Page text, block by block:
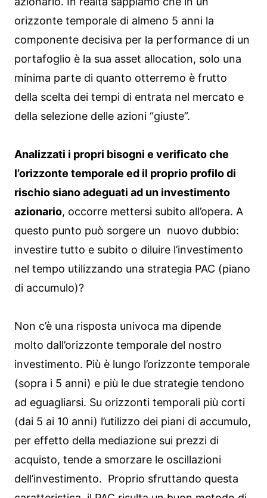
orizzonte temporale di almeno 5 anni la
componente decisiva per la performance di un
portafoglio è la sua asset allocation, solo una
minima parte di quanto otterremo è frutto
della scelta dei tempi di entrata nel mercato e
della selezione delle azioni “giuste”.
Analizzati i propri bisogni e verificato che
l’orizzonte temporale ed il proprio profilo di
rischio siano adeguati ad un investimento
azionario, occorre mettersi subito all’opera. A
questo punto può sorgere un nuovo dubbio:
investire tutto e subito o diluire l’investimento
nel tempo utilizzando una strategia PAC (piano
di accumulo)?
Non c’è una risposta univoca ma dipende
molto dall’orizzonte temporale del nostro
investimento. Più è lungo l’orizzonte temporale
(sopra i 5 anni) e più le due strategie tendono
ad eguagliarsi. Su orizzonti temporali più corti
(dai 5 ai 10 anni) l’utilizzo dei piani di accumulo,
per effetto della mediazione sui prezzi di
acquisto, tende a smorzare le oscillazioni
dell’investimento. Proprio sfruttando questa